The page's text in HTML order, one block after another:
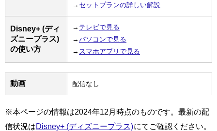
→ セットプランの詳しい解説
Disney+ (ディ
ズニープラス)
の使い方
→ テレビで見る
→パソコンで見る
→ スマホアプリで見る
動画 配信なし
※本ページの情報は2024年12月時点のものです。最新の配
信状況はDisney+ (ディズニープラス)にてご確認ください。